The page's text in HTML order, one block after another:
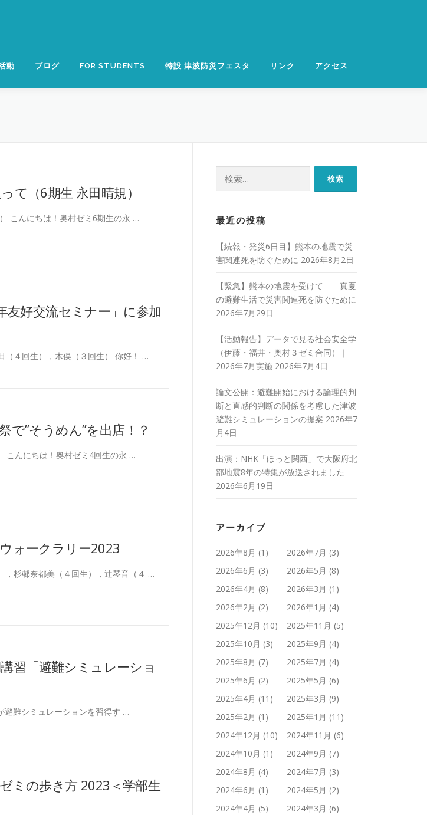
動 ブログ FOR STUDENTS 特設 津波防災フェスタ リンク アクセス
て（6期生 永田晴規）
こんにちは！奥村ゼミ6期生の永 …
友好交流セミナー」に参加
（４回生），木俣（３回生） 你好！ …
で”そうめん”を出店！？
こんにちは！奥村ゼミ4回生の永 …
ォークラリー2023
，杉邨奈都美（４回生），辻琴音（４ …
習「避難シミュレーショ
避難シミュレーションを習得す …
ミの歩き方 2023＜学部生
最近の投稿
【続報・発災6日目】熊本の地震で災
害関連死を防ぐために 2026年8月2日
【緊急】熊本の地震を受けて――真夏
の避難生活で災害関連死を防ぐために
2026年7月29日
【活動報告】データで見る社会安全学
（伊藤・福井・奥村３ゼミ合同）｜
2026年7月実施 2026年7月4日
論文公開：避難開始における論理的判
断と直感的判断の関係を考慮した津波
避難シミュレーションの提案 2026年7
月4日
出演：NHK「ほっと関西」で大阪府北
部地震8年の特集が放送されました
2026年6月19日
アーカイブ
2026年8月 (1) 2026年7月 (3)
2026年6月 (3) 2026年5月 (8)
2026年4月 (8) 2026年3月 (1)
2026年2月 (2) 2026年1月 (4)
2025年12月 (10) 2025年11月 (5)
2025年10月 (3) 2025年9月 (4)
2025年8月 (7) 2025年7月 (4)
2025年6月 (2) 2025年5月 (6)
2025年4月 (11) 2025年3月 (9)
2025年2月 (1) 2025年1月 (11)
2024年12月 (10) 2024年11月 (6)
2024年10月 (1) 2024年9月 (7)
2024年8月 (4) 2024年7月 (3)
2024年6月 (1) 2024年5月 (2)
2024年4月 (5) 2024年3月 (6)